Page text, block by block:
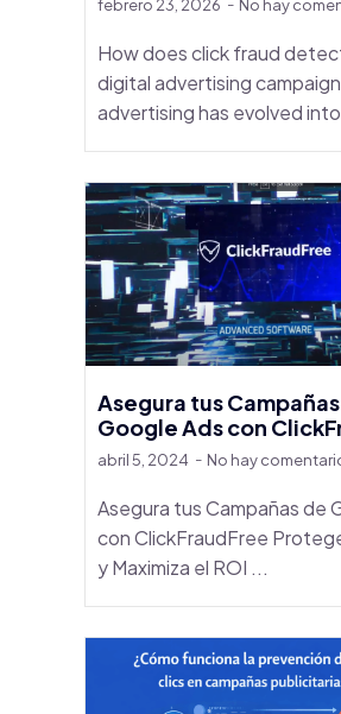
febrero 23, 2026 No hay
How does click fraud
digital advertising
advertising has evolved
Asegura tus
Google Ads con
abril 5, 2024 No hay
Asegura tus Campañas de
con ClickFraudFree
y Maximiza el ROI ...